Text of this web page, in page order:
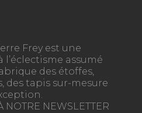
Frey est une
l’éclectisme assumé
des étoffes,
des tapis sur-mesure
NOTRE NEWSLETTER